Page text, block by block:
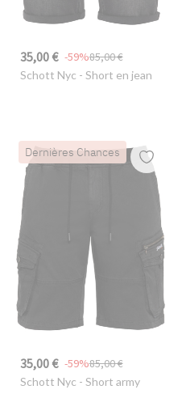
35,00 € 85,00 €
-59%
Schott Nyc - Short en jean
Dernières Chances
35,00 € 85,00 €
-59%
Schott Nyc - Short army